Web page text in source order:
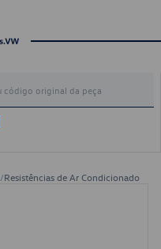
/Resistências de Ar Condicionado